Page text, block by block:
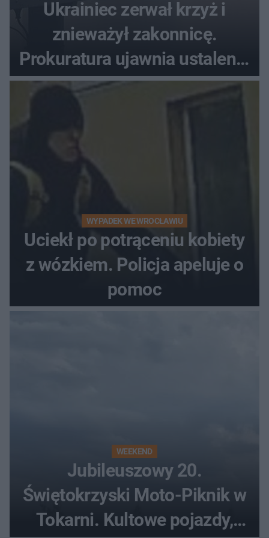
Ukrainiec zerwał krzyż i
znieważył zakonnicę.
Prokuratura ujawnia ustalenia
w sprawie 26-latka
WYPADEK WE WROCŁAWIU
Uciekł po potrąceniu kobiety
z wózkiem. Policja apeluje o
pomoc
WEEKEND
Jubileuszowy 20.
Świętokrzyski Moto-Piknik w
Tokarni. Kultowe pojazdy,